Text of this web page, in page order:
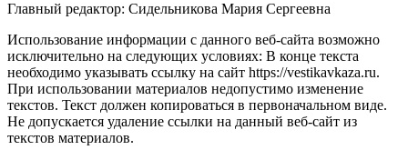
Главный редактор: Сидельникова Мария Сергеевна
Использование информации с данного веб-сайта возможно
исключительно на следующих условиях: В конце текста
необходимо указывать ссылку на сайт https://vestikavkaza.ru.
При использовании материалов недопустимо изменение
текстов. Текст должен копироваться в первоначальном виде.
Не допускается удаление ссылки на данный веб-сайт из
текстов материалов.